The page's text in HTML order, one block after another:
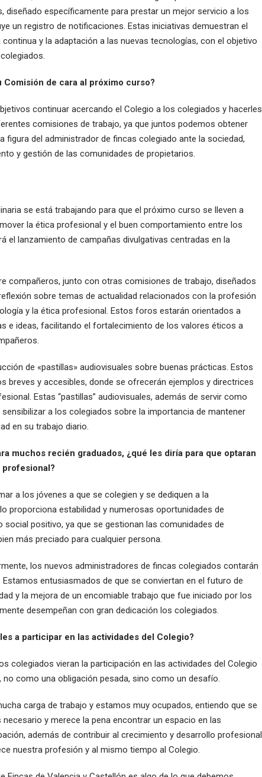
diseñado específicamente para prestar un mejor servicio a los
un registro de notificaciones. Estas iniciativas demuestran el
y la adaptación a las nuevas tecnologías, con el objetivo
de cara al próximo curso?
continuar acercando el Colegio a los colegiados y hacerles
comisiones de trabajo, ya que juntos podemos obtener
figura del administrador de fincas colegiado ante la sociedad,
y gestión de las comunidades de propietarios.
se está trabajando para que el próximo curso se lleven a
la ética profesional y el buen comportamiento entre los
el lanzamiento de campañas divulgativas centradas en la
compañeros, junto con otras comisiones de trabajo, diseñados
sobre temas de actualidad relacionados con la profesión
y la ética profesional. Estos foros estarán orientados a
e ideas, facilitando el fortalecimiento de los valores éticos a
de «pastillas» audiovisuales sobre buenas prácticas. Estos
breves y accesibles, donde se ofrecerán ejemplos y directrices
Estas “pastillas” audiovisuales, además de servir como
a los colegiados sobre la importancia de mantener
en su trabajo diario.
muchos recién graduados, ¿qué les diría para que optaran
a los jóvenes a que se colegien y se dediquen a la
proporciona estabilidad y numerosas oportunidades de
positivo, ya que se gestionan las comunidades de
más preciado para cualquier persona.
los nuevos administradores de fincas colegiados contarán
entusiasmados de que se conviertan en el futuro de
y la mejora de un encomiable trabajo que fue iniciado por los
desempeñan con gran dedicación los colegiados.
a participar en las actividades del Colegio?
colegiados vieran la participación en las actividades del Colegio
como una obligación pesada, sino como un desafío.
carga de trabajo y estamos muy ocupados, entiendo que se
y merece la pena encontrar un espacio en las
además de contribuir al crecimiento y desarrollo profesional
nuestra profesión y al mismo tiempo al Colegio.